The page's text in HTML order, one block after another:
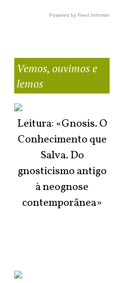
Powered by Feed Informer
Vemos, ouvimos e
lemos
Leitura: «Gnosis. O
Conhecimento que
Salva. Do
gnosticismo antigo
à neognose
contemporânea»